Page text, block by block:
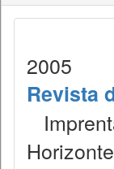
2005
Revista